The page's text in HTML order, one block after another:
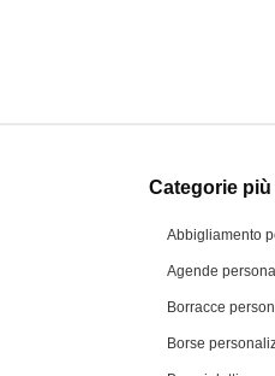
Categorie
Abbigliamento
Agende
Borracce
Borse